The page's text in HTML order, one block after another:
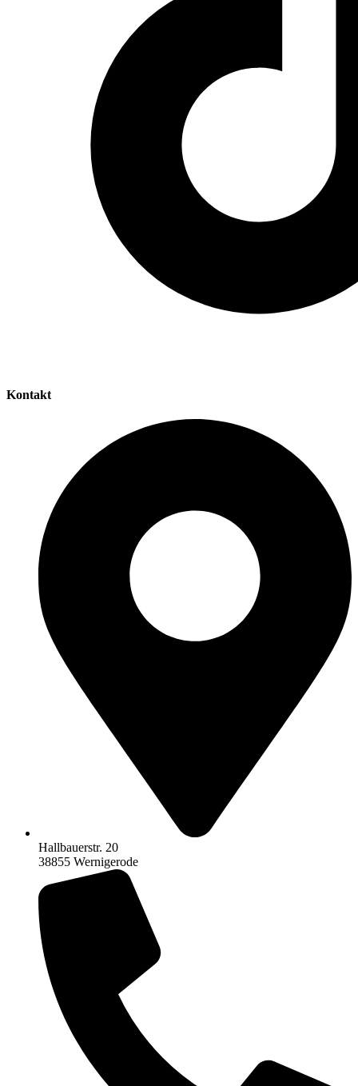
Kontakt
Hallbauerstr. 20
38855 Wernigerode